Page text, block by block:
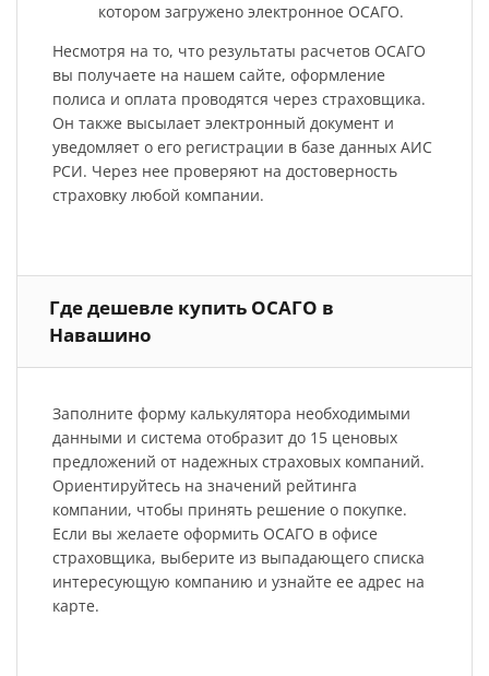
котором загружено электронное ОСАГО.
Несмотря на то, что результаты расчетов ОСАГО
вы получаете на нашем сайте, оформление
полиса и оплата проводятся через страховщика.
Он также высылает электронный документ и
уведомляет о его регистрации в базе данных АИС
РСИ. Через нее проверяют на достоверность
страховку любой компании.
Где дешевле купить ОСАГО в
Навашино
Заполните форму калькулятора необходимыми
данными и система отобразит до 15 ценовых
предложений от надежных страховых компаний.
Ориентируйтесь на значений рейтинга
компании, чтобы принять решение о покупке.
Если вы желаете оформить ОСАГО в офисе
страховщика, выберите из выпадающего списка
интересующую компанию и узнайте ее адрес на
карте.